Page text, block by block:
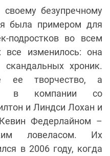
безупречному
была примером для
подростков во всем
изменилось: она
хроник.
ее творчество, а
в компании со
и Линдси Лохан и
Федерлайном –
ловеласом. Их
в 2006 году, когда